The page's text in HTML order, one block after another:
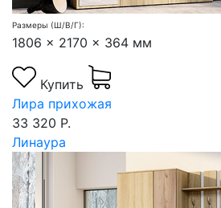
Размеры (Ш/В/Г):
1806 x 2170 x 364 мм
Купить
Лира прихожая
33 320 Р.
Линаура